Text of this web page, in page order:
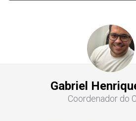
Recreação e Lazer
Esporte Individual
Projeto Integrador em
Gabriel
Coordenador do